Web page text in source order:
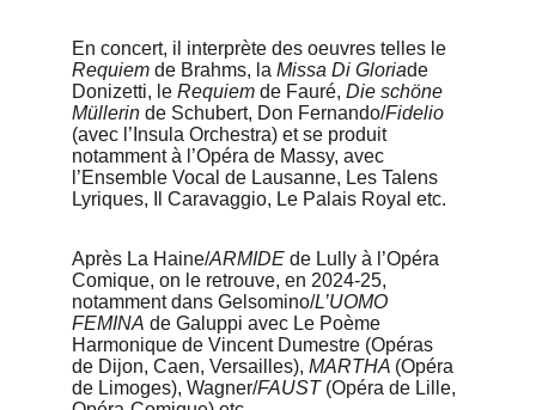
En concert, il interprète des oeuvres telles le
Requiem de Brahms, la Missa Di Gloriade
Donizetti, le Requiem de Fauré, Die schöne
Müllerin de Schubert, Don Fernando/Fidelio
(avec l’Insula Orchestra) et se produit
notamment à l’Opéra de Massy, avec
l’Ensemble Vocal de Lausanne, Les Talens
Lyriques, Il Caravaggio, Le Palais Royal etc.
Après La Haine/ARMIDE de Lully à l’Opéra
Comique, on le retrouve, en 2024-25,
notamment dans Gelsomino/L’UOMO
FEMINA de Galuppi avec Le Poème
Harmonique de Vincent Dumestre (Opéras
de Dijon, Caen, Versailles), MARTHA (Opéra
de Limoges), Wagner/FAUST (Opéra de Lille,